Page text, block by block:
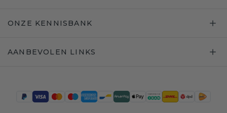
ONZE KENNISBANK
AANBEVOLEN LINKS